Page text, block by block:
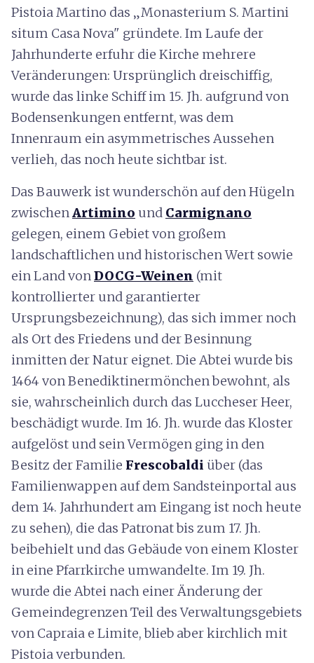
Pistoia Martino das „Monasterium S. Martini
situm Casa Nova" gründete. Im Laufe der
Jahrhunderte erfuhr die Kirche mehrere
Veränderungen: Ursprünglich dreischiffig,
wurde das linke Schiff im 15. Jh. aufgrund von
Bodensenkungen entfernt, was dem
Innenraum ein asymmetrisches Aussehen
verlieh, das noch heute sichtbar ist.
Das Bauwerk ist wunderschön auf den Hügeln
zwischenArtimino und Carmignano
gelegen, einem Gebiet von großem
landschaftlichen und historischen Wert sowie
ein Land vonDOCG-Weinen (mit
kontrollierter und garantierter
Ursprungsbezeichnung), das sich immer noch
als Ort des Friedens und der Besinnung
inmitten der Natur eignet. Die Abtei wurde bis
1464 von Benediktinermönchen bewohnt, als
sie, wahrscheinlich durch das Luccheser Heer,
beschädigt wurde. Im 16. Jh. wurde das Kloster
aufgelöst und sein Vermögen ging in den
Besitz der Familie Frescobaldi über (das
Familienwappen auf dem Sandsteinportal aus
dem 14. Jahrhundert am Eingang ist noch heute
zu sehen), die das Patronat bis zum 17. Jh.
beibehielt und das Gebäude von einem Kloster
in eine Pfarrkirche umwandelte. Im 19. Jh.
wurde die Abtei nach einer Änderung der
Gemeindegrenzen Teil des Verwaltungsgebiets
von Capraia e Limite, blieb aber kirchlich mit
Pistoia verbunden.